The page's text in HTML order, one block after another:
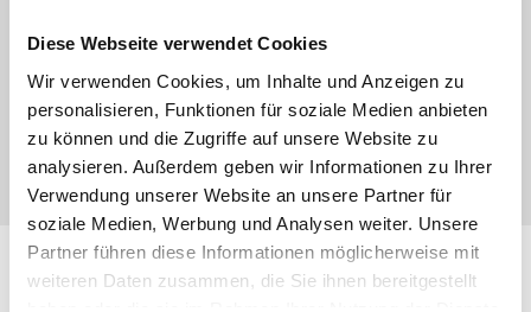
Diese Webseite verwendet Cookies
Wir verwenden Cookies, um Inhalte und Anzeigen zu
personalisieren, Funktionen für soziale Medien anbieten
zu können und die Zugriffe auf unsere Website zu
analysieren. Außerdem geben wir Informationen zu Ihrer
Verwendung unserer Website an unsere Partner für
soziale Medien, Werbung und Analysen weiter. Unsere
Partner führen diese Informationen möglicherweise mit
weiteren Daten zusammen, die Sie ihnen bereitgestellt
an info@hegerich-immobilien.de widerrufen. *
* Pflichtfelder
Leistungen für Immobilien-